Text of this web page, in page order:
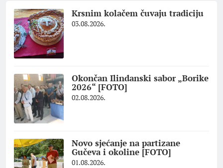
Krsnim kolačem čuvaju tradiciju
03.08.2026.
Okončan Ilindanski sabor „Borike
2026“ [FOTO]
02.08.2026.
Novo sjećanje na partizane
Gučeva i okoline [FOTO]
01.08.2026.